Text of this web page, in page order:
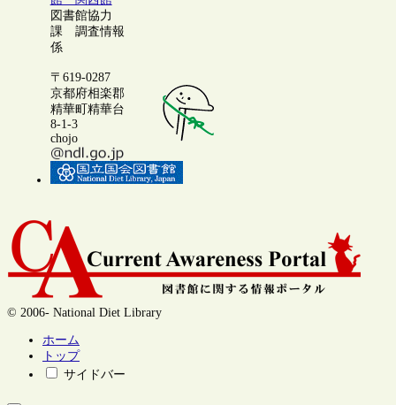
図書館協力
課 調査情報
係
〒619-0287
京都府相楽郡
精華町精華台
8-1-3
chojo
© 2006- National Diet Library
ホーム
トップ
サイドバー